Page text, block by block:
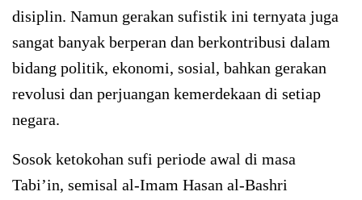
disiplin. Namun gerakan sufistik ini ternyata juga
sangat banyak berperan dan berkontribusi dalam
bidang politik, ekonomi, sosial, bahkan gerakan
revolusi dan perjuangan kemerdekaan di setiap
negara.
Sosok ketokohan sufi periode awal di masa
Tabi’in, semisal al-Imam Hasan al-Bashri